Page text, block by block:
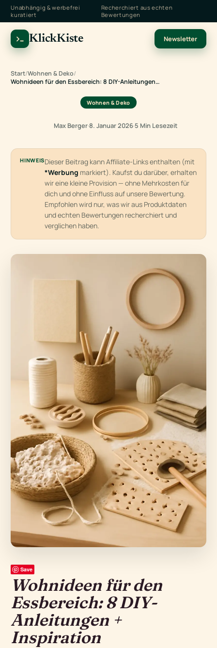
Unabhängig & werbefrei
kuratiert
Recherchiert aus echten
Bewertungen
KlickKiste Newsletter
Start/Wohnen & Deko/
Wohnideen für den Essbereich: 8 DIY-Anleitungen…
Wohnen & Deko
Max Berger·8. Januar 2026·5 Min Lesezeit
HINWEISDieser Beitrag kann Affiliate-Links enthalten (mit
*Werbung markiert). Kaufst du darüber, erhalten
wir eine kleine Provision — ohne Mehrkosten für
dich und ohne Einfluss auf unsere Bewertung.
Empfohlen wird nur, was wir aus Produktdaten
und echten Bewertungen recherchiert und
verglichen haben.
Save
Wohnideen für den
Essbereich: 8 DIY-
Anleitungen +
Inspiration